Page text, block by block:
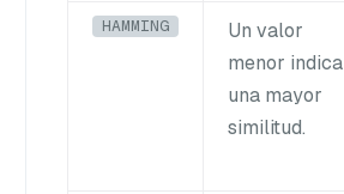
HAMMING
Un valor
menor indica
una mayor
similitud.